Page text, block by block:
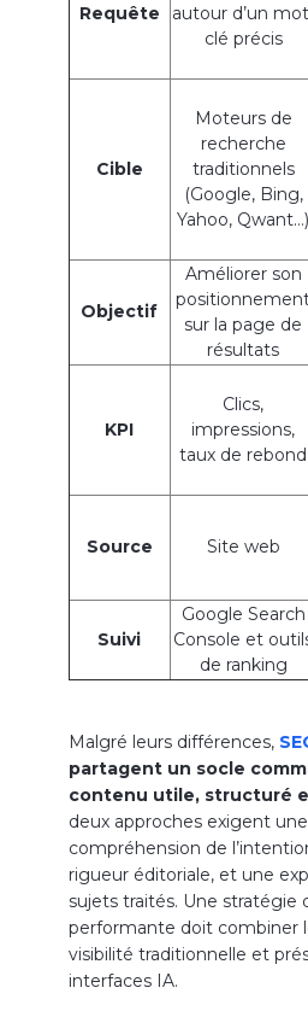
Requête
autour d’un
clé précis
Cible
Moteurs de
recherche
traditionnels
(Google, Bing,
Yahoo, Qwant…)
Objectif
Améliorer son
sur la page de
résultats
KPI
Clics,
impressions,
taux de rebond
Source Site web
Suivi
Google Search
Console et
de ranking
Malgré leurs différences,
partagent un socle
contenu utile, structuré
deux approches exigent
compréhension de
rigueur éditoriale, et une
sujets traités. Une stratégie
performante doit combiner
visibilité traditionnelle et
interfaces IA.